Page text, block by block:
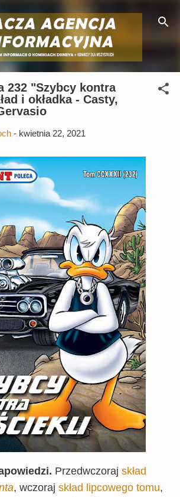
do głównej zawartości
232 "Szybcy kontra
i okładka - Casty,
- kwietnia 22, 2021
Przedwczoraj skład
, wczoraj skład lipcowego tomu,